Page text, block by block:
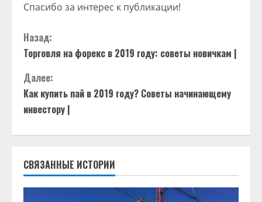
Спасибо за интерес к публикации!
П
р
о
д
о
л
ж
Назад:
Торговля на форекс в 2019 году: советы новичкам |
Далее:
Как купить пай в 2019 году? Советы начинающему
инвестору |
СВЯЗАННЫЕ ИСТОРИИ